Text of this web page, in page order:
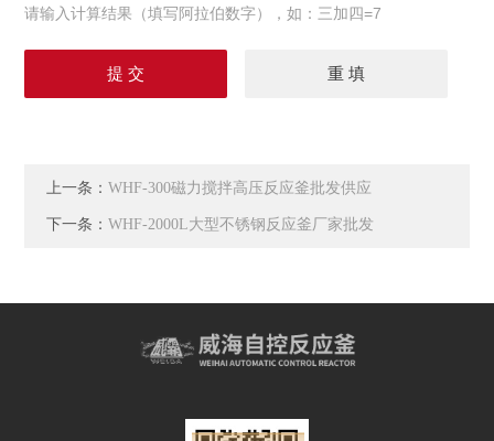
请输入计算结果（填写阿拉伯数字），如：三加四=7
上一条：WHF-300磁力搅拌高压反应釜批发供应
下一条：WHF-2000L大型不锈钢反应釜厂家批发